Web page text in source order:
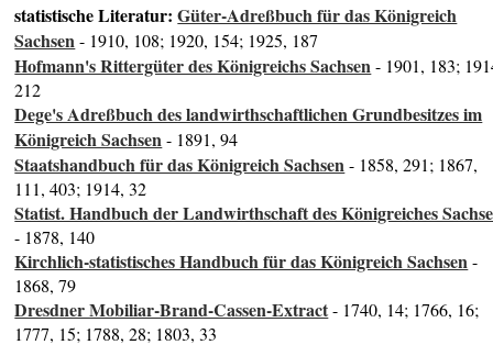
statistische Literatur:Güter-Adreßbuch für das Königreich
Sachsen- 1910, 108; 1920, 154; 1925, 187
Hofmann's Rittergüter des Königreichs Sachsen- 1901, 183;
212
Dege's Adreßbuch des landwirthschaftlichen Grundbesitzes im
Königreich Sachsen- 1891, 94
Staatshandbuch für das Königreich Sachsen- 1858, 291; 1867,
111, 403; 1914, 32
Statist. Handbuch der Landwirthschaft des Königreiches
- 1878, 140
Kirchlich-statistisches Handbuch für das Königreich Sachsen-
1868, 79
Dresdner Mobiliar-Brand-Cassen-Extract- 1740, 14; 1766, 16;
1777, 15; 1788, 28; 1803, 33